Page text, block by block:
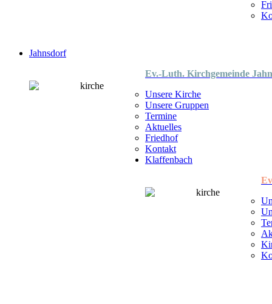
Jahnsdorf
Ev.-Luth. Kirchgemeinde
Unsere Kirche
Unsere Gruppen
Termine
Aktuelles
Friedhof
Kontakt
Klaffenbach